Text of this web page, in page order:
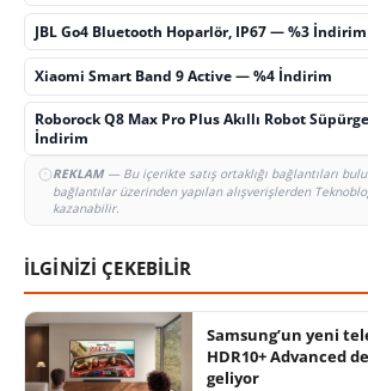
JBL Go4 Bluetooth Hoparlör, IP67 — %3 İndirim
Xiaomi Smart Band 9 Active — %4 İndirim
Roborock Q8 Max Pro Plus Akıllı Robot
İndirim
REKLAM— Bu içerikte satış ortaklığı bağlantıları
bağlantılar üzerinden yapılan alışverişlerden
kazanabilir.
İLGİNİZİ ÇEKEBİLİR
Samsung’un yeni
HDR10+ Advanced
geliyor